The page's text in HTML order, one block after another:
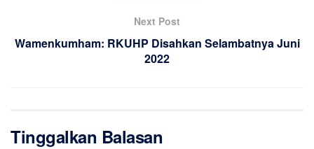
Next Post
Wamenkumham: RKUHP Disahkan Selambatnya Juni
2022
Tinggalkan Balasan